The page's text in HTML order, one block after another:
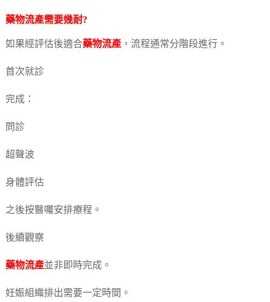
藥物流產需要幾耐?
如果經評估後適合藥物流產，流程通常分階段進行。
首次就診
完成：
問診
超聲波
身體評估
之後按醫囑安排療程。
後續觀察
藥物流產並非即時完成。
妊娠組織排出需要一定時間。